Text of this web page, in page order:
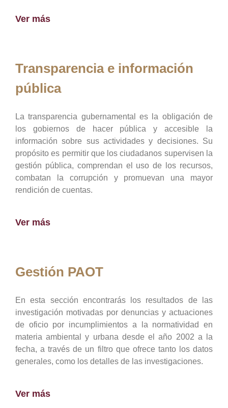
Ver más
Transparencia e información
pública
La transparencia gubernamental es la obligación de
los gobiernos de hacer pública y accesible la
información sobre sus actividades y decisiones. Su
propósito es permitir que los ciudadanos supervisen la
gestión pública, comprendan el uso de los recursos,
combatan la corrupción y promuevan una mayor
rendición de cuentas.
Ver más
Gestión PAOT
En esta sección encontrarás los resultados de las
investigación motivadas por denuncias y actuaciones
de oficio por incumplimientos a la normatividad en
materia ambiental y urbana desde el año 2002 a la
fecha, a través de un filtro que ofrece tanto los datos
generales, como los detalles de las investigaciones.
Ver más